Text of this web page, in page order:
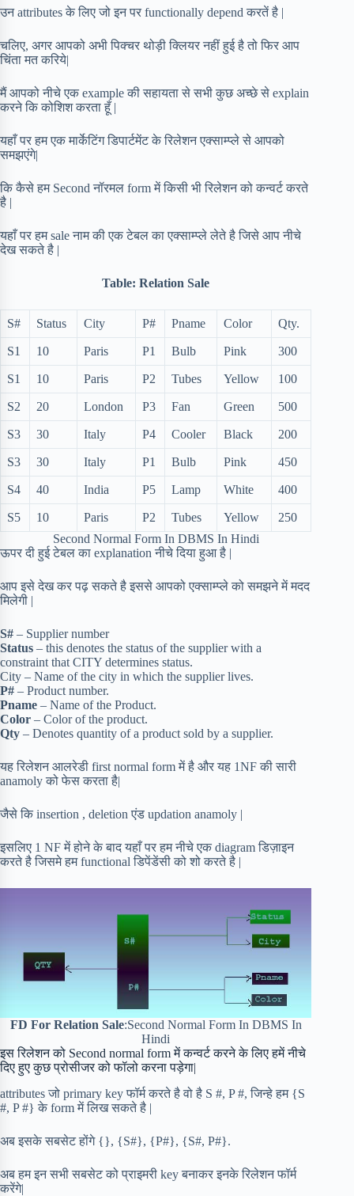
उन attributes के लिए जो इन पर functionally depend करतें है |
चलिए, अगर आपको अभी पिक्चर थोड़ी क्लियर नहीं हुई है तो फिर आप
चिंता मत करिये|
मैं आपको नीचे एक example की सहायता से सभी कुछ अच्छे से explain
करने कि कोशिश करता हूँ |
यहाँ पर हम एक मार्केटिंग डिपार्टमेंट के रिलेशन एक्साम्प्ले से आपको
समझएंगे|
कि कैसे हम Second नॉरमल form में किसी भी रिलेशन को कन्वर्ट करते
है |
यहाँ पर हम sale नाम की एक टेबल का एक्साम्प्ले लेते है जिसे आप नीचे
देख सकते है |
Table: Relation Sale
S# Status City P# Pname Color Qty.
S1 10 Paris P1 Bulb Pink 300
S1 10 Paris P2 Tubes Yellow 100
S2 20 London P3 Fan Green 500
S3 30 Italy P4 Cooler Black 200
S3 30 Italy P1 Bulb Pink 450
S4 40 India P5 Lamp White 400
S5 10 Paris P2 Tubes Yellow
250
Second Normal Form In DBMS In Hindi
ऊपर दी हुई टेबल का explanation नीचे दिया हुआ है |
आप इसे देख कर पढ़ सकते है इससे आपको एक्साम्प्ले को समझने में मदद
मिलेगी |
S# – Supplier number
Status – this denotes the status of the supplier with a
constraint that CITY determines status.
City – Name of the city in which the supplier lives.
P# – Product number.
Pname – Name of the Product.
Color – Color of the product.
Qty – Denotes quantity of a product sold by a supplier.
यह रिलेशन आलरेडी first normal form में है और यह 1NF की सारी
anamoly को फेस करता है|
जैसे कि insertion , deletion एंड updation anamoly |
इसलिए 1 NF में होने के बाद यहाँ पर हम नीचे एक diagram डिज़ाइन
करते है जिसमे हम functional डिपेंडेंसी को शो करते है |
FD For Relation Sale:Second Normal Form In DBMS In
Hindi
इस रिलेशन को Second normal form में कन्वर्ट करने के लिए हमें नीचे
दिए हुए कुछ प्रोसीजर को फॉलो करना पड़ेगा|
attributes जो primary key फॉर्म करते है वो है S #, P #, जिन्हे हम {S
#, P #} के form में लिख सकते है |
अब इसके सबसेट होंगे {}, {S#}, {P#}, {S#, P#}.
अब हम इन सभी सबसेट को प्राइमरी key बनाकर इनके रिलेशन फॉर्म
करेंगे|